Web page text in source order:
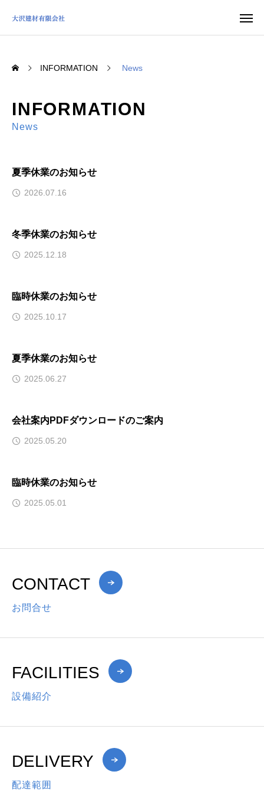
INFORMATION News
INFORMATION
News
夏季休業のお知らせ
2026.07.16
冬季休業のお知らせ
2025.12.18
臨時休業のお知らせ
2025.10.17
夏季休業のお知らせ
2025.06.27
会社案内PDFダウンロードのご案内
2025.05.20
臨時休業のお知らせ
2025.05.01
CONTACT
お問合せ
FACILITIES
設備紹介
DELIVERY
配達範囲